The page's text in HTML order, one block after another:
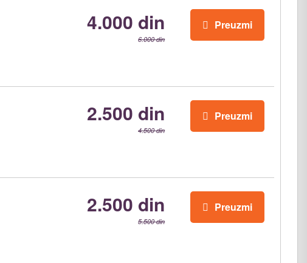
4.000 din
6.000 din
Preuzmi
2.500 din
4.500 din
Preuzmi
2.500 din
5.500 din
Preuzmi